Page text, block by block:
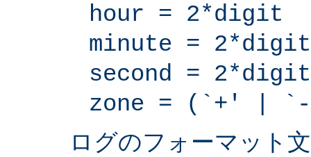
hour = 2*digit
minute = 2*digit
second = 2*digit
zone = (`+' |
ログのフォーマット